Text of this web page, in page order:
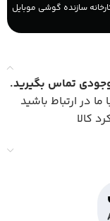
سازنده گوشی موبایل
تماس بگیرید.
در ارتباط باشید